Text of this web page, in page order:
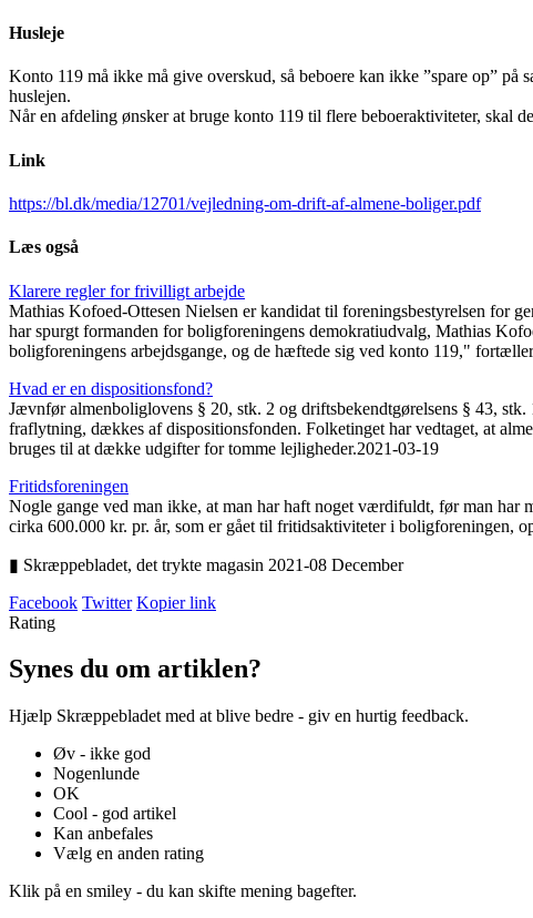
Husleje
Konto 119 må ikke må give overskud, så beboere kan ikke ”spare op”
huslejen.
Når en afdeling ønsker at bruge konto 119 til flere beboeraktiviteter, skal
Link
https://bl.dk/media/12701/vejledning-om-drift-af-almene-boliger.pdf
Læs også
Klarere regler for frivilligt arbejde
Mathias Kofoed-Ottesen Nielsen er kandidat til foreningsbestyrelsen for
har spurgt formanden for boligforeningens demokratiudvalg, Mathias
boligforeningens arbejdsgange, og de hæftede sig ved konto 119,"
Hvad er en dispositionsfond?
Jævnfør almenboliglovens § 20, stk. 2 og driftsbekendtgørelsens § 43,
fraflytning, dækkes af dispositionsfonden. Folketinget har vedtaget, at
bruges til at dække udgifter for tomme lejligheder.2021-03-19
Fritids­foreningen
Nogle gange ved man ikke, at man har haft noget værdifuldt, før man har
cirka 600.000 kr. pr. år, som er gået til fritidsaktiviteter i boligforeningen,
▮ Skræppebladet, det trykte magasin 2021-08 December
Facebook Twitter Kopier link
Rating
Synes du om artiklen?
Hjælp Skræppebladet med at blive bedre - giv en hurtig feedback.
Øv - ikke god
Nogenlunde
OK
Cool - god artikel
Kan anbefales
Vælg en anden rating
Klik på en smiley - du kan skifte mening bagefter.